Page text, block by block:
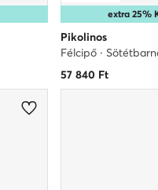
extra 25%
Pikolinos
Félcipő ·
57 840Ft